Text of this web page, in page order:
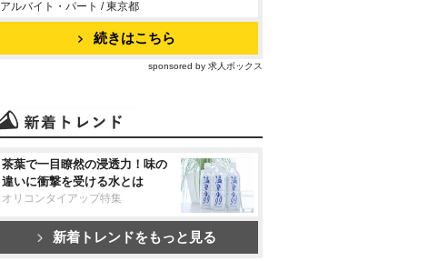
アルバイト・パート / 東京都
続きはこちら
sponsored by 求人ボックス
茶葉で一目瞭然の浸透力！味の
違いに衝撃を受ける水とは
オリコンタイアップ特集
新着トレンドをもっと見る